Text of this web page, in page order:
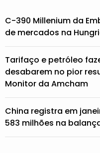
C-390 Millenium da
de mercados na
Tarifaço e petróleo
desabarem no pior
Monitor da Amcham
China registra em
583 milhões na